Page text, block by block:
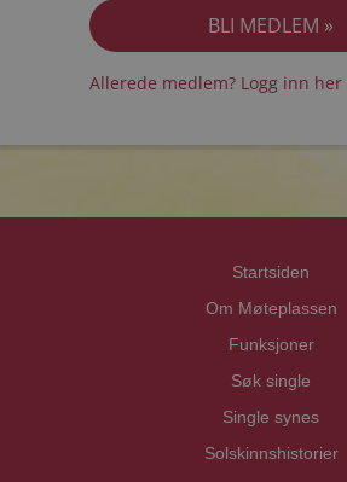
Allerede medlem? Logg inn her
Startsiden
Om Møteplassen
Funksjoner
Søk single
Single synes
Solskinnshistorier